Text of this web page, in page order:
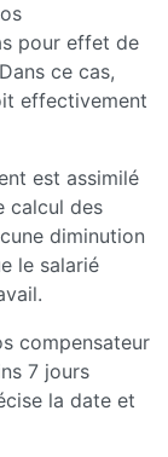
pour effet de
ce cas,
effectivement
est assimilé
calcul des
diminution
le salarié
compensateur
7 jours
la date et